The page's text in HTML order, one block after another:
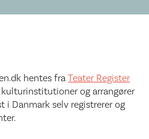
hentes fraTeater Register
kulturinstitutioner og arrangører
i Danmark selv registrerer og